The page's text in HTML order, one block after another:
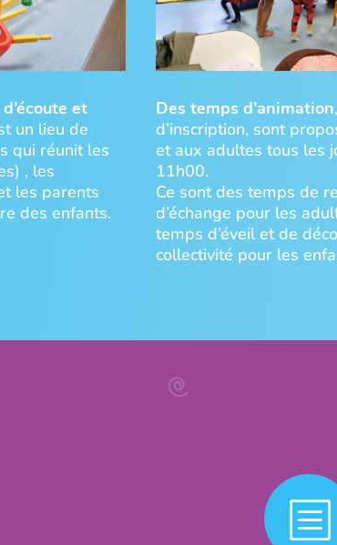
et
un lieu de
qui réunit les
, les
les parents
des enfants.
Des temps d’animation
d’inscription, sont
et aux adultes tous les
11h00.
Ce sont des temps de
d’échange pour les
temps d’éveil et de
collectivité pour les
b